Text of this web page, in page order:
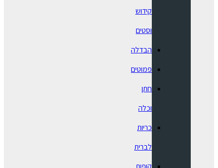
קידוש
וסטים
הבדלה
פמוטים
חתן
וכלה
כריות
לברית